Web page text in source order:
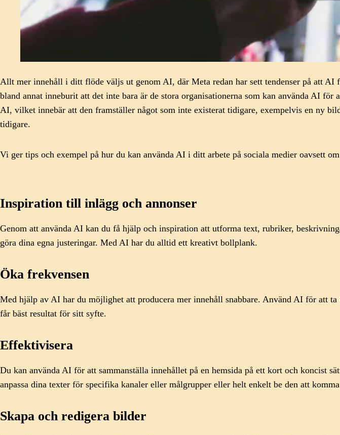
Allt mer innehåll i ditt flöde väljs ut genom AI, där Meta redan har sett tendenser på att
bland annat inneburit att det inte bara är de stora organisationerna som kan använda AI
AI, vilket innebär att den framställer något som inte existerat tidigare, exempelvis en ny
tidigare.
Vi ger tips och exempel på hur du kan använda AI i ditt arbete på sociala medier oavsett
Inspiration till inlägg och annonser
Genom att använda AI kan du få hjälp och inspiration att utforma text, rubriker,
göra dina egna justeringar. Med AI har du alltid ett kreativt bollplank.
Öka frekvensen
Med hjälp av AI har du möjlighet att producera mer innehåll snabbare. Använd AI för att
får bäst resultat för sitt syfte.
Effektivisera
Du kan använda AI för att sammanställa innehållet på en hemsida på ett kort och koncist
anpassa dina texter för specifika kanaler eller målgrupper eller helt enkelt be den att
Skapa och redigera bilder